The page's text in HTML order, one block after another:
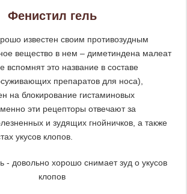
Фенистил гель
известен своим противозудным
вещество в нем – диметиндена малеат
вспомнят это название в составе
препаратов для носа),
на блокирование гистаминовых
эти рецепторы отвечают за
и зудящих гнойничков, а также
укусов клопов.